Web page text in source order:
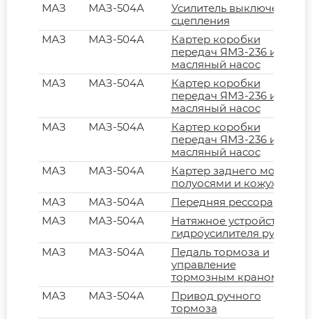
МАЗ
МАЗ-504А
Усилитель выключения
сцепления
МАЗ
МАЗ-504А
Картер коробки
передач ЯМЗ-236 и
масляный насос
МАЗ
МАЗ-504А
Картер коробки
передач ЯМЗ-236 и
масляный насос
МАЗ
МАЗ-504А
Картер коробки
передач ЯМЗ-236 и
масляный насос
МАЗ
МАЗ-504А
Картер заднего моста с
полуосями и кожухами
МАЗ
МАЗ-504А
Передняя рессора
МАЗ
МАЗ-504А
Натяжное устройство
гидроусилителя руля
МАЗ
МАЗ-504А
Педаль тормоза и
управление
тормозным краном
МАЗ
МАЗ-504А
Привод ручного
тормоза